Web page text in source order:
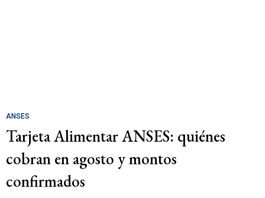
ANSES
Tarjeta Alimentar ANSES: quiénes
cobran en agosto y montos
confirmados